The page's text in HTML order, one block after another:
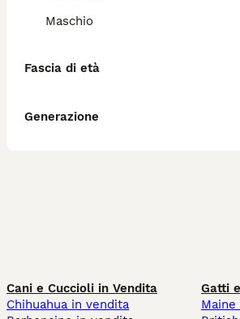
Maschio
Fascia di età
Generazione
Cani e Cuccioli in Vendita
Chihuahua in vendita
Gatti